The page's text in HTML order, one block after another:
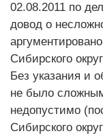
02.08.2011 по
довод о
Сибирского
Без указания и
не было
недопустимо
Сибирского